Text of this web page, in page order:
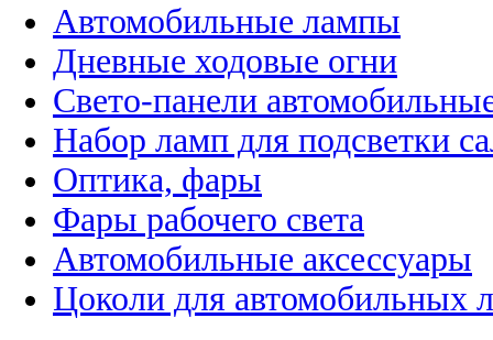
Автомобильные лампы
Дневные ходовые огни
Свето-панели
Набор ламп для подсветки
Оптика, фары
Фары рабочего света
Автомобильные аксессуары
Цоколи для автомобильных